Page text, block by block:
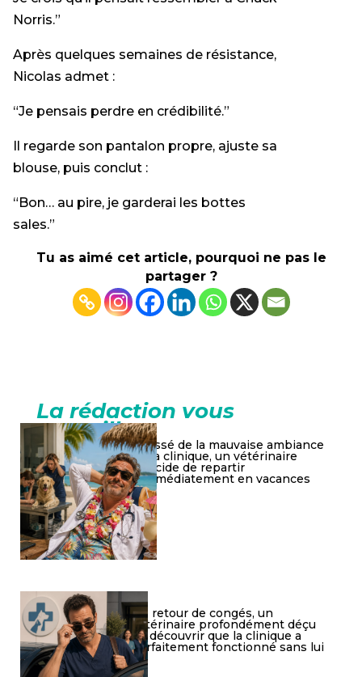
Norris.”
Après quelques semaines de résistance,
Nicolas admet :
“Je pensais perdre en crédibilité.”
Il regarde son pantalon propre, ajuste sa
blouse, puis conclut :
“Bon… au pire, je garderai les bottes
sales.”
Tu as aimé cet article, pourquoi ne pas le
partager ?
La rédaction vous
conseille
Lassé de la mauvaise ambiance
à la clinique, un vétérinaire
décide de repartir
immédiatement en vacances
De retour de congés, un
vétérinaire profondément déçu
de découvrir que la clinique a
parfaitement fonctionné sans lui